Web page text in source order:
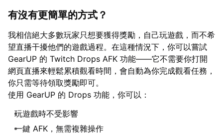
有沒有更簡單的方式？
我相信絕大多數玩家只想要獲得獎勵，自己玩遊戲，而不希
望直播干擾他們的遊戲過程。在這種情況下，你可以嘗試
GearUP 的 Twitch Drops AFK 功能——它不需要你打開
網頁直播來輕鬆累積觀看時間，會自動為你完成觀看任務，
你只需等待領取獎勵即可。
使用 GearUP 的 Drops 功能，你可以：
玩遊戲時不受影響
一鍵 AFK，無需複雜操作